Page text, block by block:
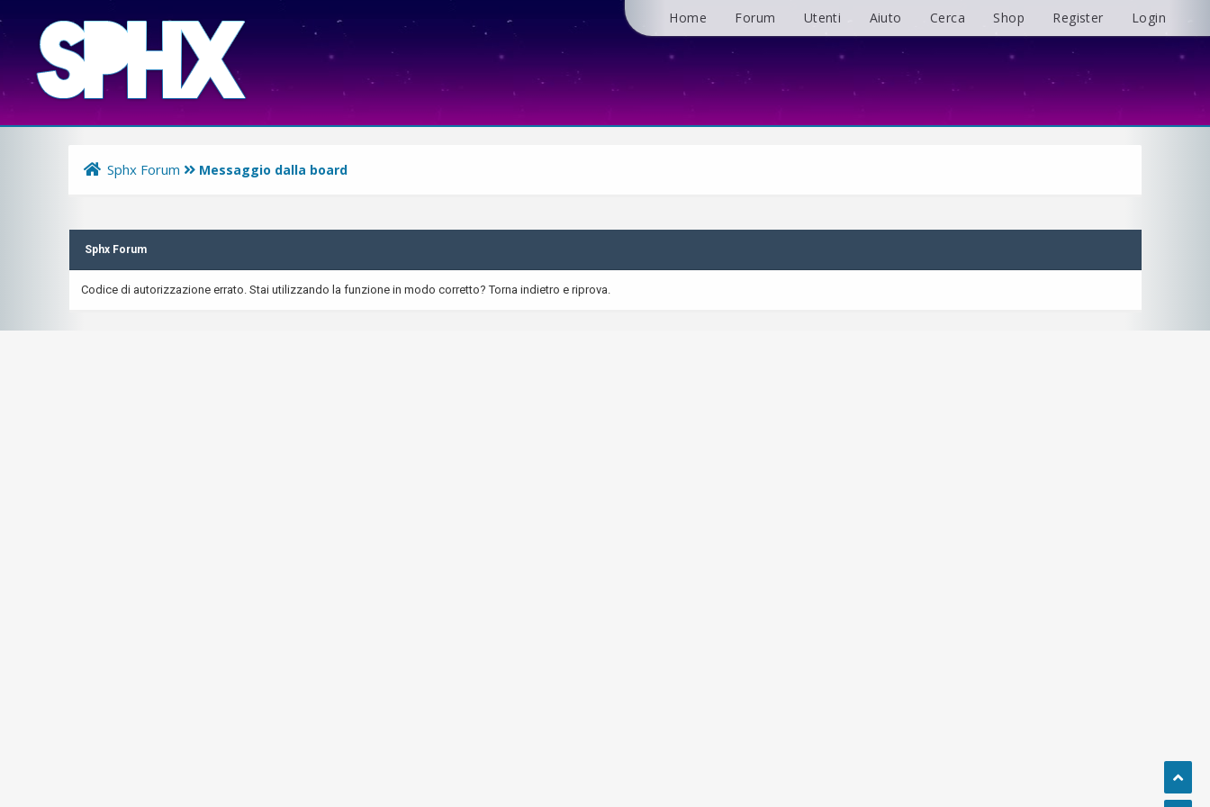
Home Forum Utenti Aiuto Cerca Shop Register Login
Sphx Forum Messaggio dalla board
Sphx Forum
Codice di autorizzazione errato. Stai utilizzando la funzione in modo corretto? Torna indietro e riprova.